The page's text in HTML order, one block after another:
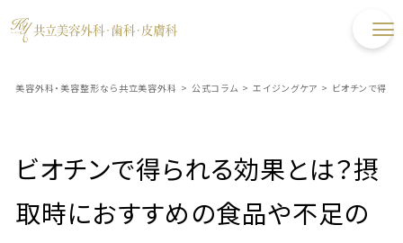
美容外科・美容整形なら共立美容外科 > 公式コラム > エイジングケア > ビオチンで得ら
ビオチンで得られる効果とは？摂
取時におすすめの食品や不足の